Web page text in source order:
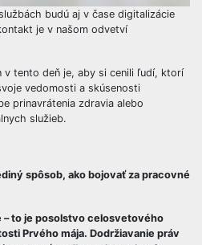
budú aj v čase digitalizácie
je v našom odvetví
v tento deň je, aby si cenili ľudí, ktorí
vedomosti a skúsenosti
prinavrátenia zdravia alebo
služieb.
spôsob, ako bojovať za pracovné
– to je posolstvo celosvetového
Prvého mája. Dodržiavanie práv